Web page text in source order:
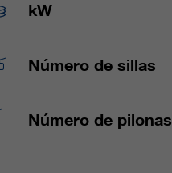
kW
Número de sillas
Número de pilonas